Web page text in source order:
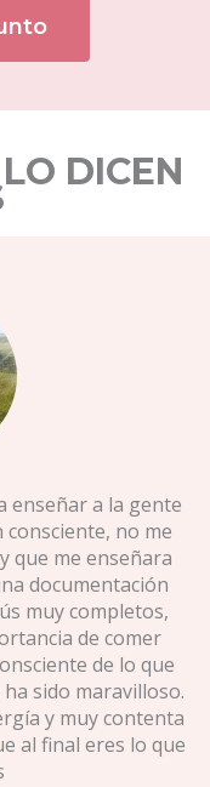
DICEN
enseñar a la gente
no me
que me enseñara
documentación
muy completos,
de comer
de lo que
sido maravilloso.
y muy contenta
al final eres lo que